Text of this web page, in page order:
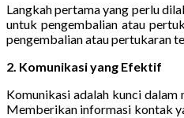
Langkah pertama yang perlu
untuk pengembalian atau
pengembalian atau pertukaran
2. Komunikasi yang Efektif
Komunikasi adalah kunci dalam
Memberikan informasi kontak